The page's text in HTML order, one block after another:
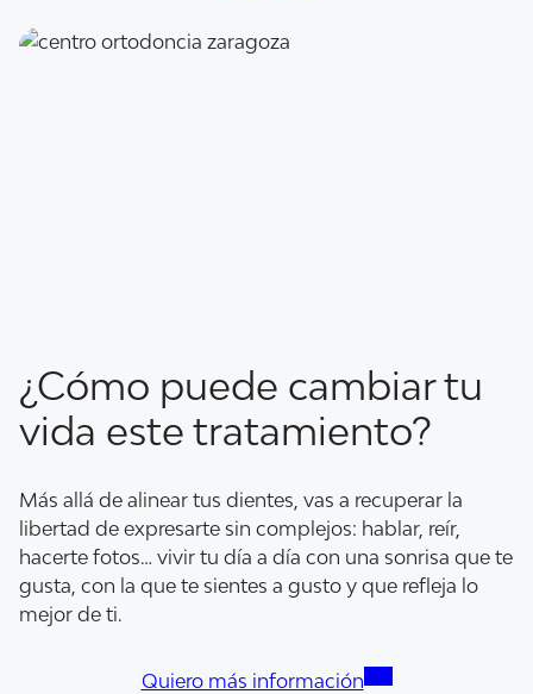
¿Cómo puede cambiar tu
vida este tratamiento?
Más allá de alinear tus dientes, vas a recuperar la
libertad de expresarte sin complejos: hablar, reír,
hacerte fotos… vivir tu día a día con una sonrisa que te
gusta, con la que te sientes a gusto y que refleja lo
mejor de ti.
Quiero más información